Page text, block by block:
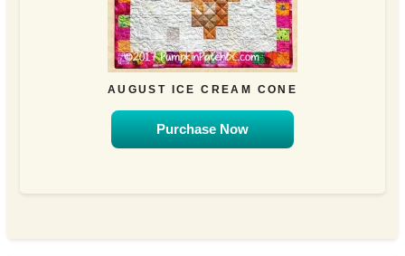
AUGUST ICE CREAM CONE
Purchase Now